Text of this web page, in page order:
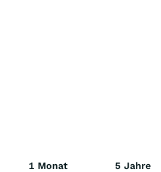
1 Monat
5 Jahre